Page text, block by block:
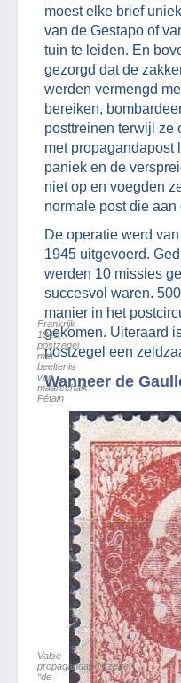
moest elke brief
van de Gestapo of
tuin te leiden. En
gezorgd dat de
werden vermengd
bereiken,
posttreinen terwijl ze
met propagandapost
paniek en de
niet op en voegden
normale post die
De operatie werd
1945 uitgevoerd.
werden 10 missies
succesvol waren.
manier in het
gekomen. Uiteraard
postzegel een
Wanneer de
Frankrijk
1941,
postzegel
met
beeltenis
van
maarschalk
Pétain
Valse
propagandapostzegel
“de